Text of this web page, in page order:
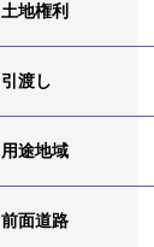
土地権利
引渡し
用途地域
前面道路